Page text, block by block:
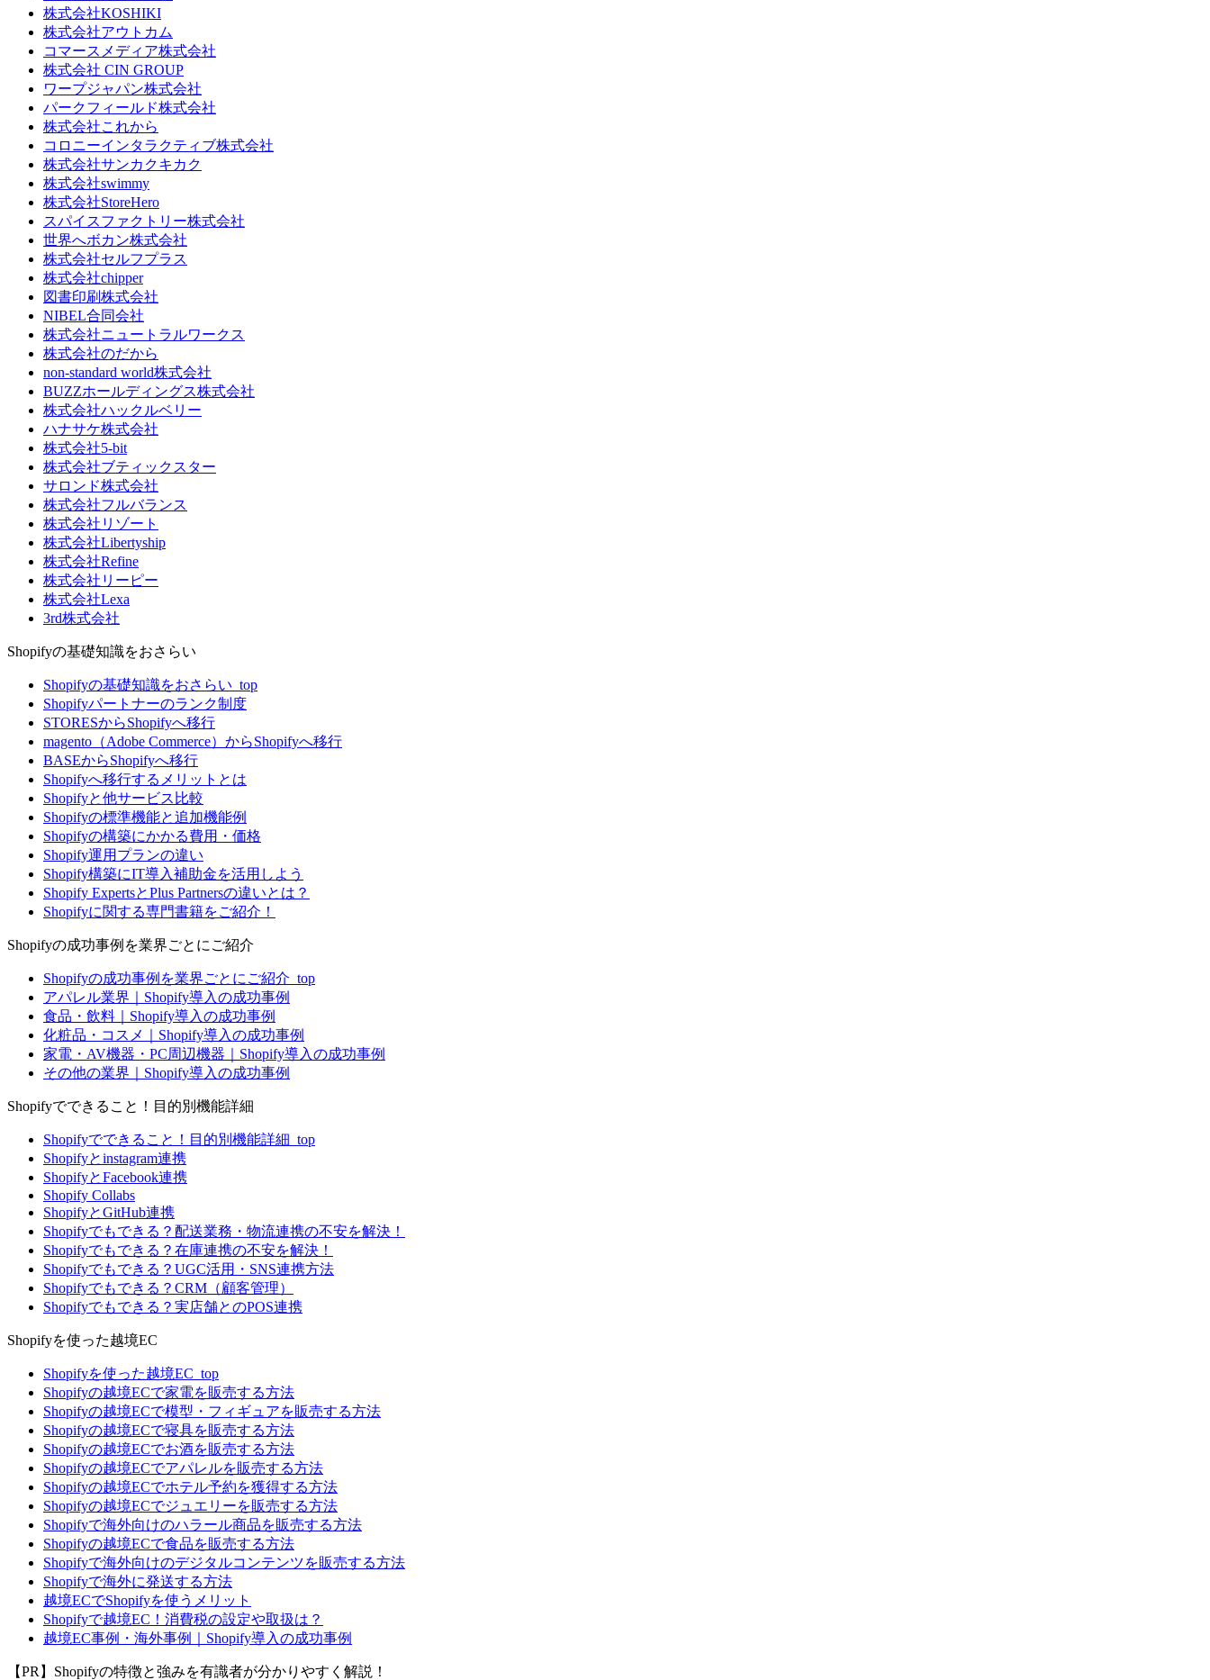
株式会社KOSHIKI
株式会社アウトカム
コマースメディア株式会社
株式会社 CIN GROUP
ワープジャパン株式会社
パークフィールド株式会社
株式会社これから
コロニーインタラクティブ株式会社
株式会社サンカクキカク
株式会社swimmy
株式会社StoreHero
スパイスファクトリー株式会社
世界へボカン株式会社
株式会社セルフプラス
株式会社chipper
図書印刷株式会社
NIBEL合同会社
株式会社ニュートラルワークス
株式会社のだから
non-standard world株式会社
BUZZホールディングス株式会社
株式会社ハックルベリー
ハナサケ株式会社
株式会社5-bit
株式会社ブティックスター
サロンド株式会社
株式会社フルバランス
株式会社リゾート
株式会社Libertyship
株式会社Refine
株式会社リーピー
株式会社Lexa
3rd株式会社
Shopifyの基礎知識をおさらい
Shopifyの基礎知識をおさらい_top
Shopifyパートナーのランク制度
STORESからShopifyへ移行
magento（Adobe Commerce）からShopifyへ移行
BASEからShopifyへ移行
Shopifyへ移行するメリットとは
Shopifyと他サービス比較
Shopifyの標準機能と追加機能例
Shopifyの構築にかかる費用・価格
Shopify運用プランの違い
Shopify構築にIT導入補助金を活用しよう
Shopify ExpertsとPlus Partnersの違いとは？
Shopifyに関する専門書籍をご紹介！
Shopifyの成功事例を業界ごとにご紹介
Shopifyの成功事例を業界ごとにご紹介_top
アパレル業界｜Shopify導入の成功事例
食品・飲料｜Shopify導入の成功事例
化粧品・コスメ｜Shopify導入の成功事例
家電・AV機器・PC周辺機器｜Shopify導入の成功事例
その他の業界｜Shopify導入の成功事例
Shopifyでできること！目的別機能詳細
Shopifyでできること！目的別機能詳細_top
Shopifyとinstagram連携
ShopifyとFacebook連携
Shopify Collabs
ShopifyとGitHub連携
Shopifyでもできる？配送業務・物流連携の不安を解決！
Shopifyでもできる？在庫連携の不安を解決！
Shopifyでもできる？UGC活用・SNS連携方法
Shopifyでもできる？CRM（顧客管理）
Shopifyでもできる？実店舗とのPOS連携
Shopifyを使った越境EC
Shopifyを使った越境EC_top
Shopifyの越境ECで家電を販売する方法
Shopifyの越境ECで模型・フィギュアを販売する方法
Shopifyの越境ECで寝具を販売する方法
Shopifyの越境ECでお酒を販売する方法
Shopifyの越境ECでアパレルを販売する方法
Shopifyの越境ECでホテル予約を獲得する方法
Shopifyの越境ECでジュエリーを販売する方法
Shopifyで海外向けのハラール商品を販売する方法
Shopifyの越境ECで食品を販売する方法
Shopifyで海外向けのデジタルコンテンツを販売する方法
Shopifyで海外に発送する方法
越境ECでShopifyを使うメリット
Shopifyで越境EC！消費税の設定や取扱は？
越境EC事例・海外事例｜Shopify導入の成功事例
【PR】Shopifyの特徴と強みを有識者が分かりやすく解説！